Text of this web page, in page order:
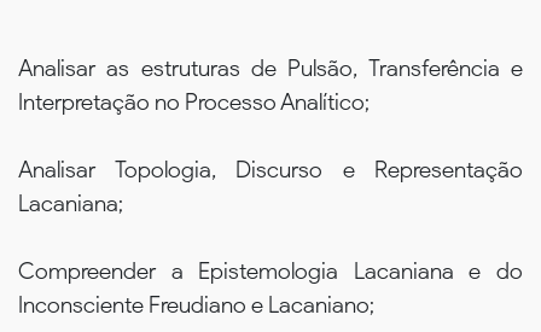
Analisar as estruturas de Pulsão, Transferência e
Interpretação no Processo Analítico;
Analisar Topologia, Discurso e Representação
Lacaniana;
Compreender a Epistemologia Lacaniana e do
Inconsciente Freudiano e Lacaniano;